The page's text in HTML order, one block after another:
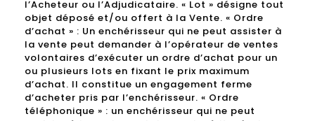
l’Acheteur ou l’Adjudicataire. « Lot » désigne tout
objet déposé et/ou offert à la Vente. « Ordre
d’achat » : Un enchérisseur qui ne peut assister à
la vente peut demander à l’opérateur de ventes
volontaires d’exécuter un ordre d’achat pour un
ou plusieurs lots en fixant le prix maximum
d’achat. Il constitue un engagement ferme
d’acheter pris par l’enchérisseur. « Ordre
téléphonique » : un enchérisseur qui ne peut